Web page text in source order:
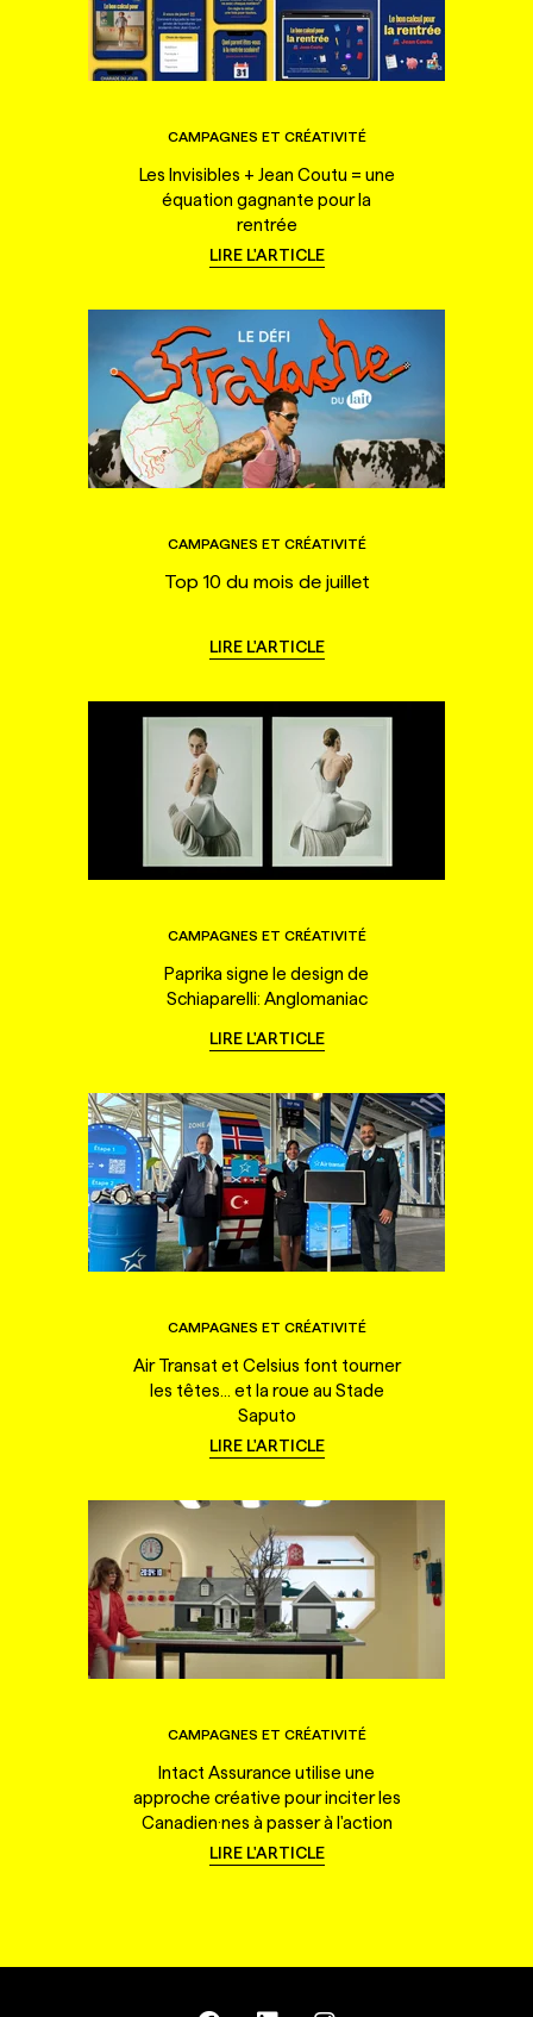
CAMPAGNES ET CRÉATIVITÉ
Les Invisibles + Jean Coutu = une
équation gagnante pour la
rentrée
LIRE L'ARTICLE
CAMPAGNES ET CRÉATIVITÉ
Top 10 du mois de juillet
LIRE L'ARTICLE
CAMPAGNES ET CRÉATIVITÉ
Paprika signe le design de
Schiaparelli: Anglomaniac
LIRE L'ARTICLE
CAMPAGNES ET CRÉATIVITÉ
Air Transat et Celsius font tourner
les têtes... et la roue au Stade
Saputo
LIRE L'ARTICLE
CAMPAGNES ET CRÉATIVITÉ
Intact Assurance utilise une
approche créative pour inciter les
Canadien·nes à passer à l'action
LIRE L'ARTICLE